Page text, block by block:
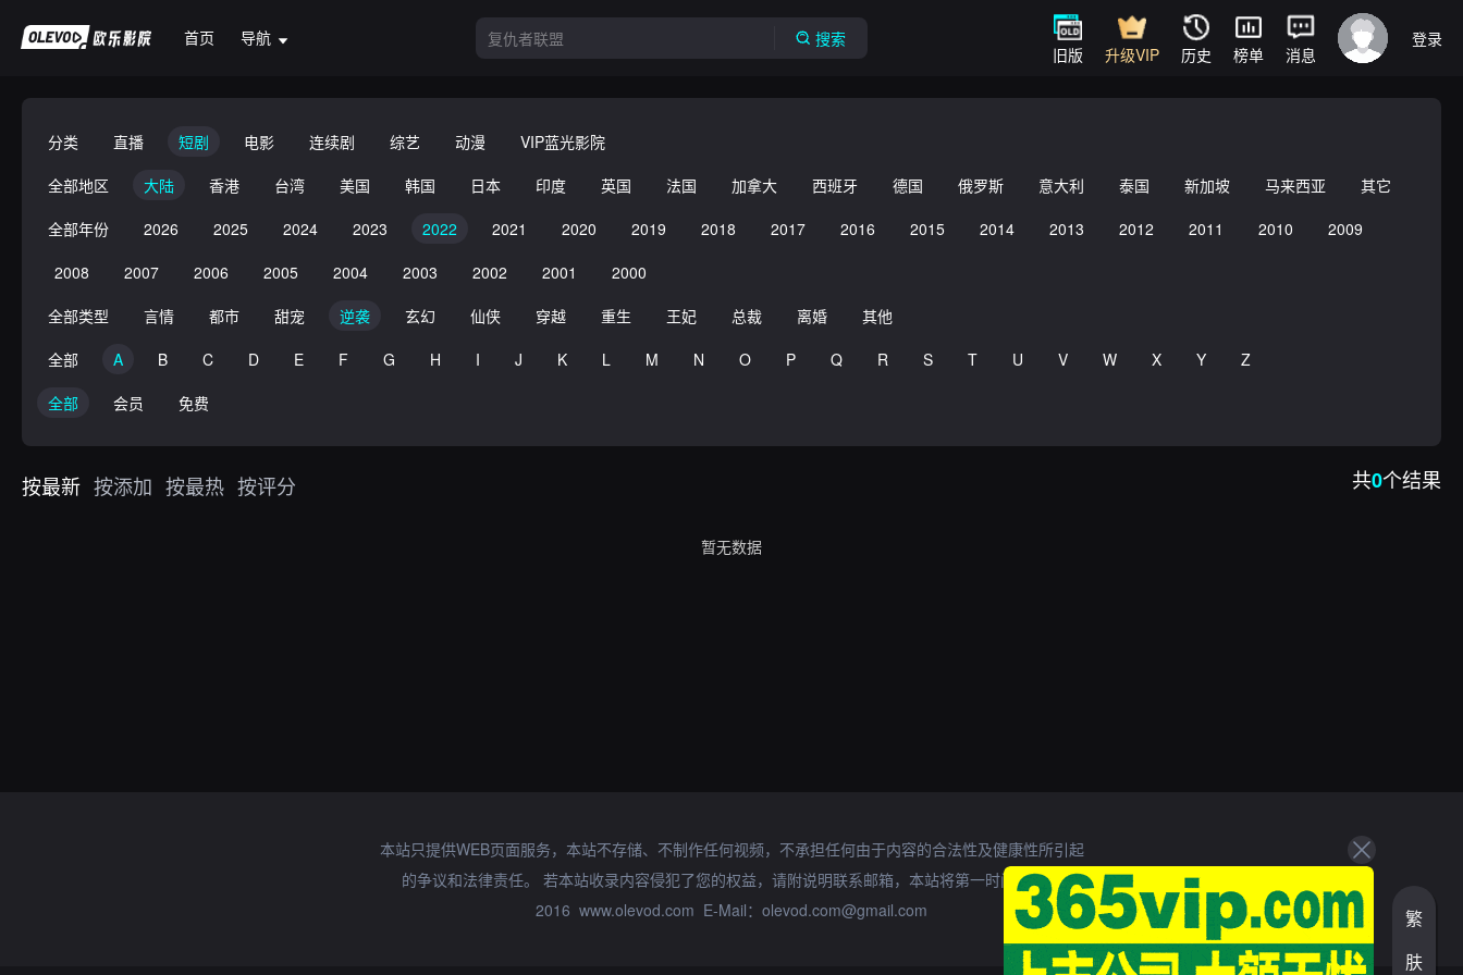
首页 导航 搜索
旧版 升级VIP 历史 榜单 消息
登录
分类 直播 短剧 电影 连续剧 综艺 动漫
VIP蓝光影院
全部地区
大陆 香港 台湾 美国 韩国 日本 印度 英国 法国 加拿大 西班牙 德国 俄罗斯 意大利 泰国 新加坡 马来西亚
其它
全部年份
2026 2025 2024 2023 2022 2021 2020 2019 2018 2017 2016 2015 2014 2013 2012 2011 2010
2009
2008
2007 2006 2005 2004 2003 2002 2001
2000
全部类型
言情 都市 甜宠 逆袭 玄幻 仙侠 穿越 重生 王妃 总裁 离婚
其他
全部
A B C D E F G H I J K L M N O P Q R S T U V W X Y
Z
全部
会员 免费
按最新 按添加 按最热 按评分 共0个结果
暂无数据
本站只提供WEB页面服务，本站不存储、不制作任何视频，不承担任何由于内容的合法性及健康性所引起
的争议和法律责任。 若本站收录内容侵犯了您的权益，请附说明联系邮箱，本站将第一时间处理。
2016 www.olevod.com E-Mail：olevod.com@gmail.com
繁
肤